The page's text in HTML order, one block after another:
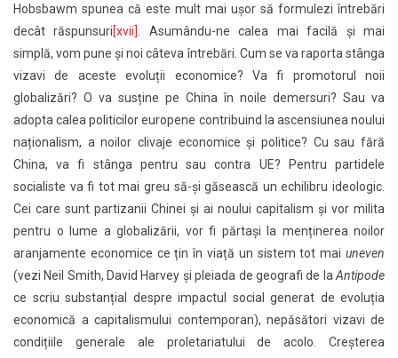
Hobsbawm spunea că este mult mai ușor să formulezi întrebări
decât răspunsuri[xvii]
. Asumându-ne calea mai facilă și mai
simplă, vom pune și noi câteva întrebări. Cum se va raporta stânga
vizavi de aceste evoluții economice? Va fi promotorul noii
globalizări? O va susține pe China în noile demersuri? Sau va
adopta calea politicilor europene contribuind la ascensiunea noului
naționalism, a noilor clivaje economice și politice? Cu sau fără
China, va fi stânga pentru sau contra UE? Pentru partidele
socialiste va fi tot mai greu să-și găsească un echilibru ideologic.
Cei care sunt partizanii Chinei și ai noului capitalism și vor milita
pentru o lume a globalizării, vor fi părtași la menținerea noilor
aranjamente economice ce țin în viață un sistem tot mai uneven
(vezi Neil Smith, David Harvey și pleiada de geografi de la Antipode
ce scriu substanțial despre impactul social generat de evoluția
economică a capitalismului contemporan), nepăsători vizavi de
condițiile generale ale proletariatului de acolo. Creșterea